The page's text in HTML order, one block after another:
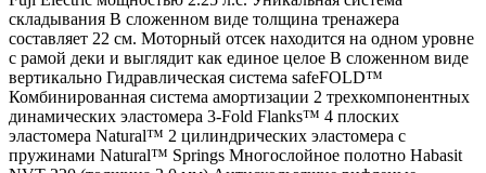
складывания В сложенном виде толщина тренажера
составляет 22 см. Моторный отсек находится на одном уровне
с рамой деки и выглядит как единое целое В сложенном виде
вертикально Гидравлическая система safeFOLD™
Комбинированная система амортизации 2 трехкомпонентных
динамических эластомера 3-Fold Flanks™ 4 плоских
эластомера Natural™ 2 цилиндрических эластомера с
пружинами Natural™ Springs Многослойное полотно Habasit